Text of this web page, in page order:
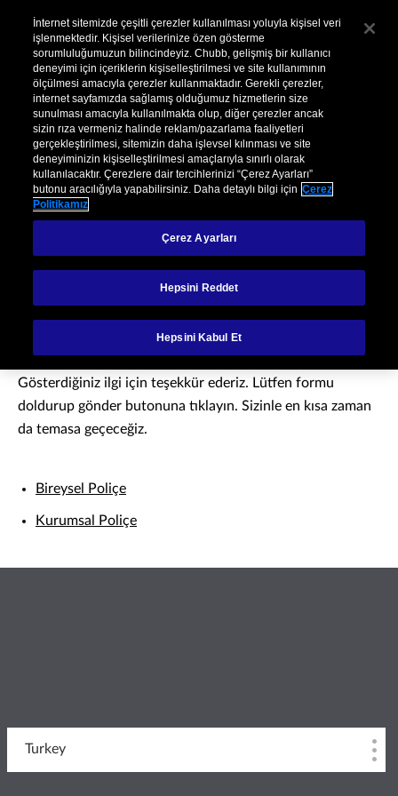
Kurumsal Hasar Şikayet
Poliçe Sorgulama
Gösterdiğiniz ilgi için teşekkür ederiz. Lütfen formu
doldurup gönder butonuna tıklayın. Sizinle en kısa zaman
da temasa geçeceğiz.
Bireysel Poliçe
Kurumsal Poliçe
Turkey
İnternet sitemizde çeşitli çerezler kullanılması yoluyla kişisel veri
işlenmektedir. Kişisel verilerinize özen gösterme
sorumluluğumuzun bilincindeyiz. Chubb, gelişmiş bir kullanıcı
deneyimi için içeriklerin kişiselleştirilmesi ve site kullanımının
ölçülmesi amacıyla çerezler kullanmaktadır. Gerekli çerezler,
internet sayfamızda sağlamış olduğumuz hizmetlerin size
sunulması amacıyla kullanılmakta olup, diğer çerezler ancak
sizin rıza vermeniz halinde reklam/pazarlama faaliyetleri
gerçekleştirilmesi, sitemizin daha işlevsel kılınması ve site
deneyiminizin kişiselleştirilmesi amaçlarıyla sınırlı olarak
kullanılacaktır. Çerezlere dair tercihlerinizi “Çerez Ayarları”
butonu aracılığıyla yapabilirsiniz. Daha detaylı bilgi için Çerez
Politikamız
Çerez Ayarları
Hepsini Reddet
Hepsini Kabul Et